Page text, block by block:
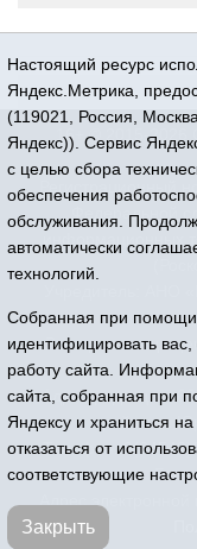
16+ © 2015-2026
Федеральной
Все права
Адрес редакции:
район, с.
Телефон:
Настоящий ресурс
Яндекс.Метрика,
(119021, Россия,
Яндекс)). Сервис
с целью сбора
обеспечения
обслуживания.
автоматически
технологий.
Собранная при
идентифицировать
работу сайта.
сайта, собранная при
Яндексу и храниться
отказаться от
соответствующие
Закрыть